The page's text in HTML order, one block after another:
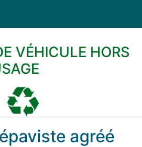
VÉHICULE HORS
agréé